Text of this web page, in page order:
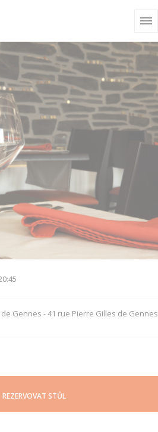
Gennes - 41 rue Pierre Gilles de Gennes
REZERVOVAT STŮL